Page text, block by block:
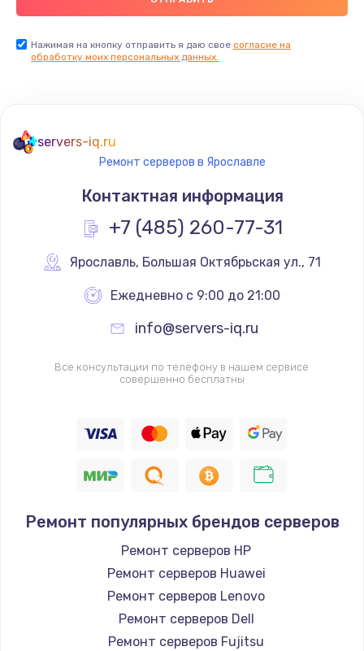
Нажимая на кнопку отправить я даю свое согласие на
обработку моих персональных данных.
servers-iq.ru
Ремонт серверов в Ярославле
Контактная информация
+7 (485) 260-77-31
Ярославль, Большая Октябрьская ул., 71
Ежедневно с 9:00 до 21:00
info@servers-iq.ru
Все консультации по телефону в нашем сервисе
совершенно бесплатны
Ремонт популярных брендов серверов
Ремонт серверов HP
Ремонт серверов Huawei
Ремонт серверов Lenovo
Ремонт серверов Dell
Ремонт серверов Fujitsu